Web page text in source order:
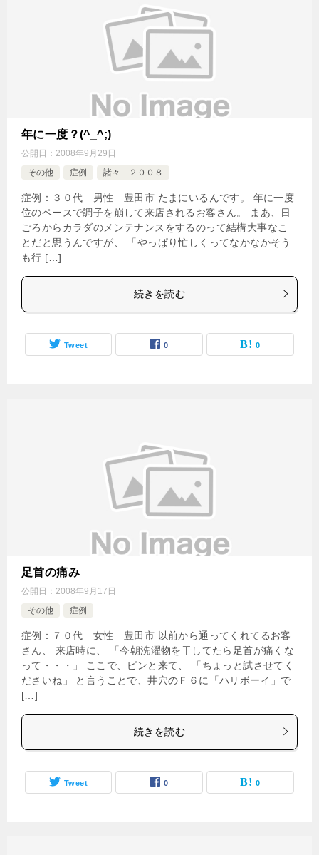
年に一度？(^_^;)
公開日： 2008年9月29日
その他
症例 諸々 ２００８
症例：３０代 男性 豊田市 たまにいるんです。 年に一度
位のペースで調子を崩して来店されるお客さん。 まあ、日
ごろからカラダのメンテナンスをするのって結構大事なこ
とだと思うんですが、 「やっぱり忙しくってなかなかそう
も行 […]
続きを読む
Tweet 0 0
足首の痛み
公開日： 2008年9月17日
その他
症例
症例：７０代 女性 豊田市 以前から通ってくれてるお客
さん、 来店時に、 「今朝洗濯物を干してたら足首が痛くな
って・・・」 ここで、ピンと来て、 「ちょっと試させてく
ださいね」 と言うことで、井穴のＦ６に「ハリボーイ」で
[…]
続きを読む
Tweet 0 0